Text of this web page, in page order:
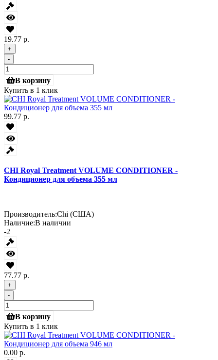
19.77 р.
+
-
В корзину
Купить в 1 клик
99.77 р.
CHI Royal Treatment VOLUME CONDITIONER -
Кондиционер для объема 355 мл
Производитель:Chi (США)
Наличие:В наличии
-2
77.77 р.
+
-
В корзину
Купить в 1 клик
0.00 р.